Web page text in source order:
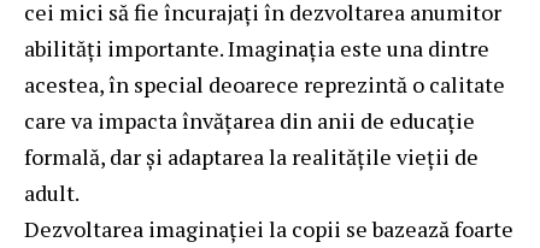
cei mici să fie încurajați în dezvoltarea anumitor
abilități importante. Imaginația este una dintre
acestea, în special deoarece reprezintă o calitate
care va impacta învățarea din anii de educație
formală, dar și adaptarea la realitățile vieții de
adult.
Dezvoltarea imaginației la copii se bazează foarte